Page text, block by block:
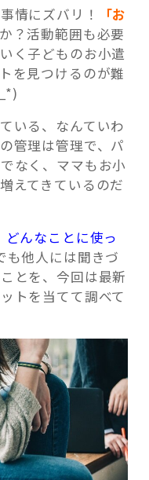
情にズバリ！
「お
？活動範囲も必要
く子どものお小遣
を見つけるのが難
いる、なんていわ
管理は管理で、パ
なく、ママもお小
えてきているのだ
んなことに使っ
も他人には聞きづ
とを、今回は最新
トを当てて調べて